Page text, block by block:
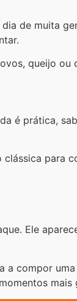
de muita
queijo ou
é prática,
para
Ele
a compor
mais